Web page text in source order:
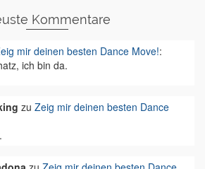
Kommentare
mir deinen besten Dance Move!:
ich bin da.
zu Zeig mir deinen besten Dance